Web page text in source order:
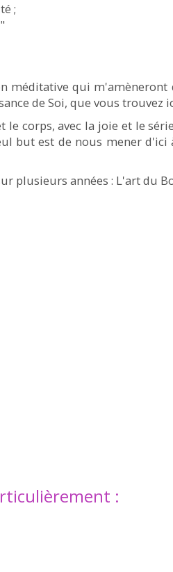
;
méditative qui m'amèneront
de Soi, que vous trouvez
corps, avec la joie et le
but est de nous mener
plusieurs années : L'art du
: